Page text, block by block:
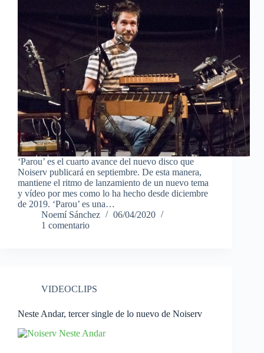
‘Parou’ es el cuarto avance del nuevo disco que
Noiserv publicará en septiembre. De esta manera,
mantiene el ritmo de lanzamiento de un nuevo tema
y vídeo por mes como lo ha hecho desde diciembre
de 2019. ‘Parou’ es una…
Noemí Sánchez
06/04/2020
1 comentario
VIDEOCLIPS
Neste Andar, tercer single de lo nuevo de Noiserv